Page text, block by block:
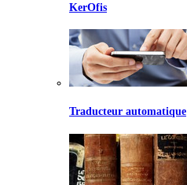
KerOfis
Traducteur automatique